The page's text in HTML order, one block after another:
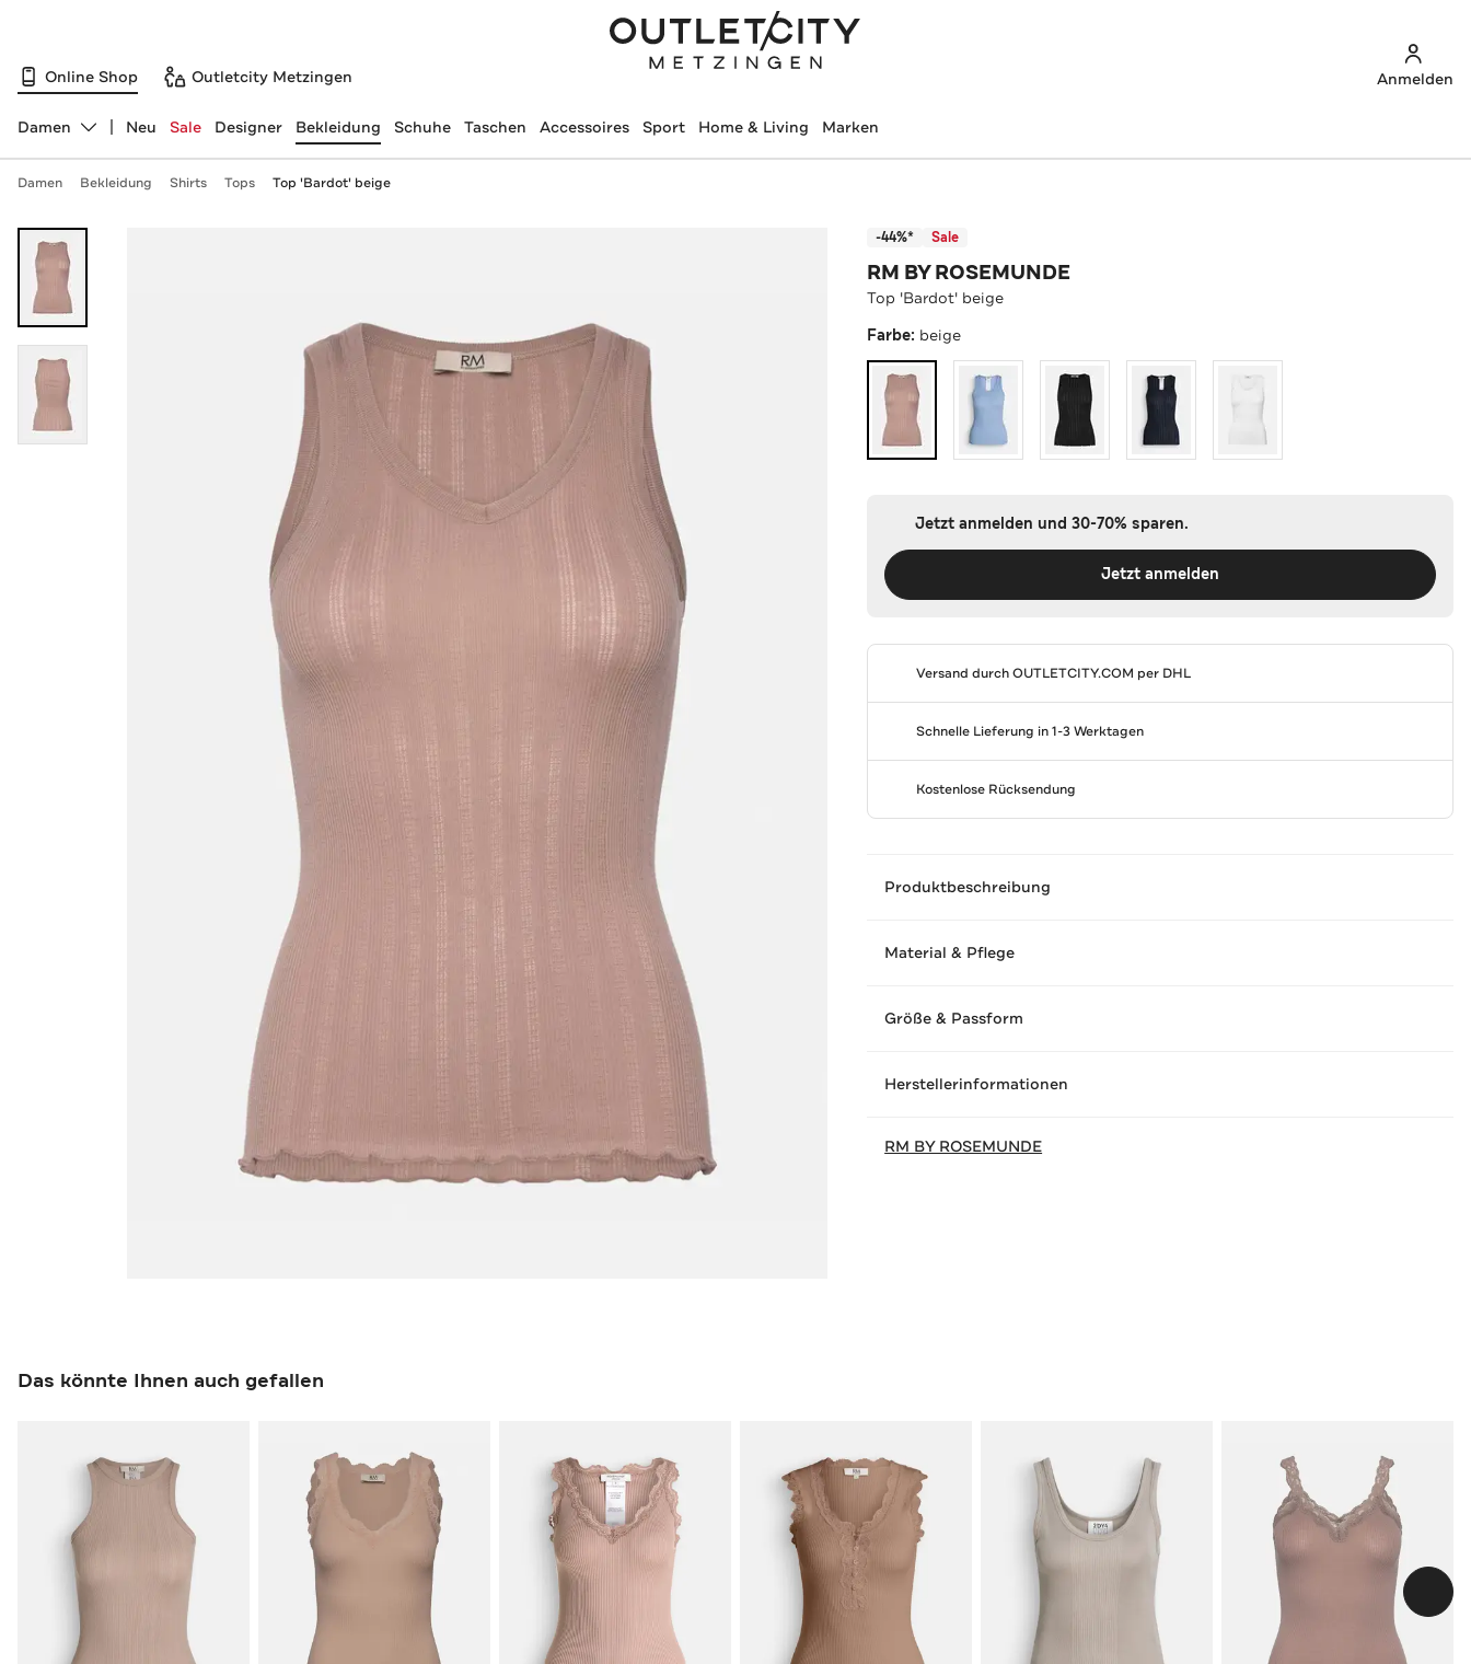
Online Shop Outletcity Metzingen Anmelden
Abteilung ändern, ausgewählt:
Damen Neu Sale Designer Bekleidung Schuhe Taschen Accessoires Sport Home & Living Marken
Damen Bekleidung Shirts Tops Top 'Bardot' beige
-44%* Sale
RM BY ROSEMUNDE
Top 'Bardot' beige
Farbe: beige
Jetzt anmelden und 30-70% sparen.
Jetzt anmelden
Versand durchOUTLETCITY.COM per DHL
Schnelle Lieferung in 1-3 Werktagen
Kostenlose Rücksendung
Produktbeschreibung
Material & Pflege
Größe & Passform
Herstellerinformationen
RM BY ROSEMUNDE
Das könnte Ihnen auch gefallen